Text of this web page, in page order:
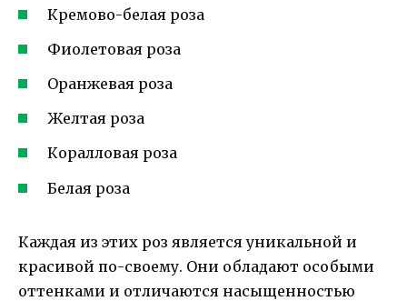
Кремово-белая роза
Фиолетовая роза
Оранжевая роза
Желтая роза
Коралловая роза
Белая роза
Каждая из этих роз является уникальной и
красивой по-своему. Они обладают особыми
оттенками и отличаются насыщенностью